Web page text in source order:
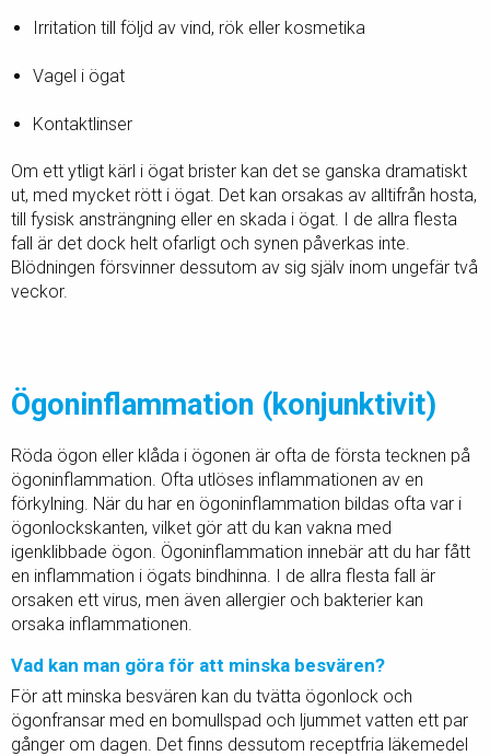
Irritation till följd av vind, rök eller kosmetika
Vagel i ögat
Kontaktlinser
Om ett ytligt kärl i ögat brister kan det se ganska dramatiskt
ut, med mycket rött i ögat. Det kan orsakas av alltifrån hosta,
till fysisk ansträngning eller en skada i ögat. I de allra flesta
fall är det dock helt ofarligt och synen påverkas inte.
Blödningen försvinner dessutom av sig själv inom ungefär två
veckor.
Ögoninflammation (konjunktivit)
Röda ögon eller klåda i ögonen är ofta de första tecknen på
ögoninflammation. Ofta utlöses inflammationen av en
förkylning. När du har en ögoninflammation bildas ofta var i
ögonlockskanten, vilket gör att du kan vakna med
igenklibbade ögon. Ögoninflammation innebär att du har fått
en inflammation i ögats bindhinna. I de allra flesta fall är
orsaken ett virus, men även allergier och bakterier kan
orsaka inflammationen.
Vad kan man göra för att minska besvären?
För att minska besvären kan du tvätta ögonlock och
ögonfransar med en bomullspad och ljummet vatten ett par
gånger om dagen. Det finns dessutom receptfria läkemedel